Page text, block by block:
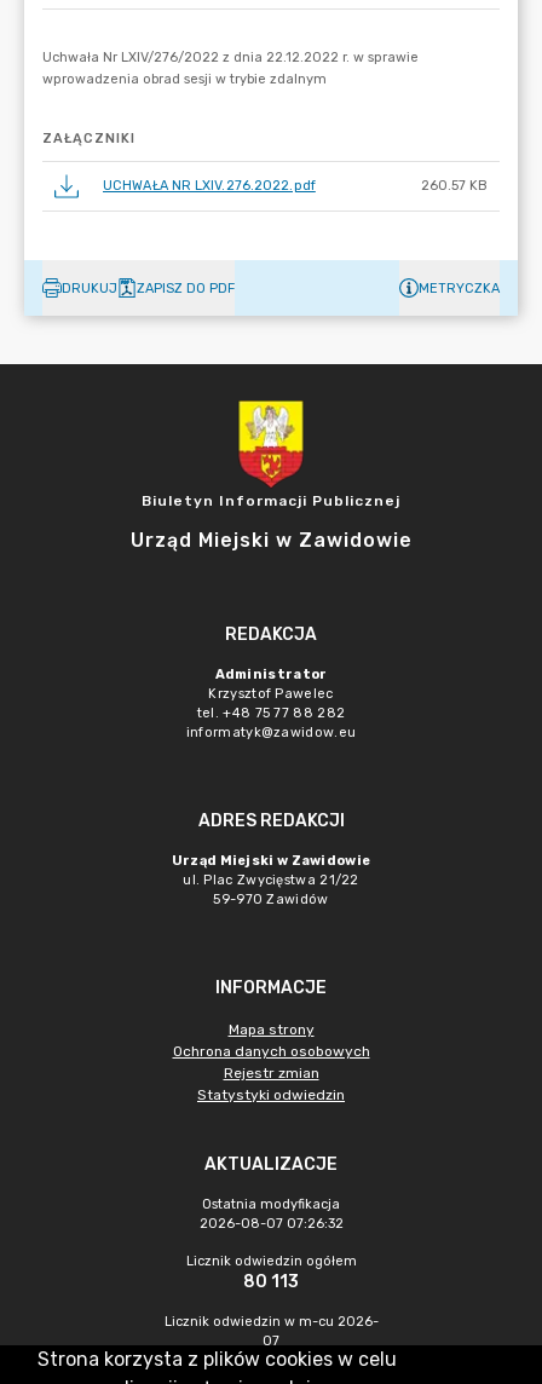
ZAŁĄCZNIKI
UCHWAŁA NR LXIV.276.2022.pdf 260.57 KB
DRUKUJ ZAPISZ DO PDF METRYCZKA
Biuletyn Informacji Publicznej
Urząd Miejski w Zawidowie
REDAKCJA
Administrator
Krzysztof Pawelec
tel. +48 75 77 88 282
informatyk@zawidow.eu
ADRES REDAKCJI
Urząd Miejski w Zawidowie
ul. Plac Zwycięstwa 21/22
59-970 Zawidów
INFORMACJE
Mapa strony
Ochrona danych osobowych
Rejestr zmian
Statystyki odwiedzin
AKTUALIZACJE
Ostatnia modyfikacja
2026-08-07 07:26:32
Licznik odwiedzin ogółem
80 113
Licznik odwiedzin w m-cu 2026-
07
231
Strona korzysta z plików cookies w celu